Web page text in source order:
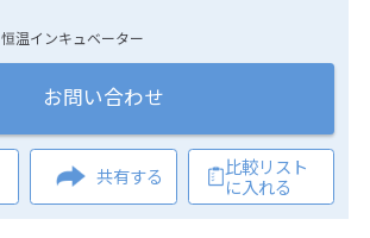
恒温インキュベーター
お問い合わせ
共有する
比較リスト
に入れる